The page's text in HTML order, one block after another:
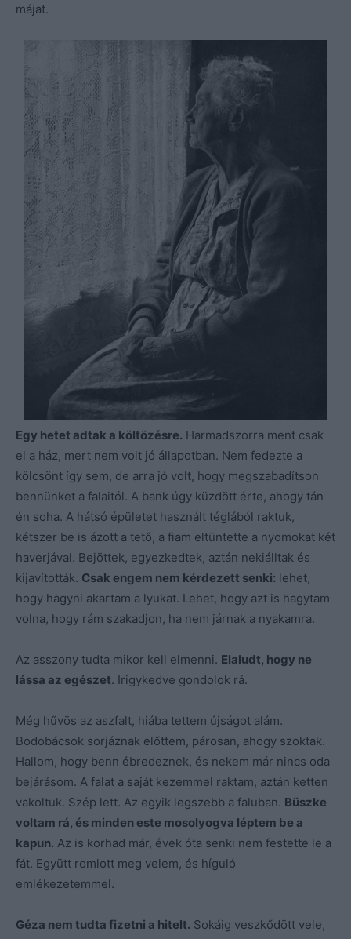
májat.
Egy hetet adtak a költözésre. Harmadszorra ment csak
el a ház, mert nem volt jó állapotban. Nem fedezte a
kölcsönt így sem, de arra jó volt, hogy megszabadítson
bennünket a falaitól. A bank úgy küzdött érte, ahogy tán
én soha. A hátsó épületet használt téglából raktuk,
kétszer be is ázott a tető, a fiam eltüntette a nyomokat két
haverjával. Bejöttek, egyezkedtek, aztán nekiálltak és
kijavították. Csak engem nem kérdezett senki: lehet,
hogy hagyni akartam a lyukat. Lehet, hogy azt is hagytam
volna, hogy rám szakadjon, ha nem járnak a nyakamra.
Az asszony tudta mikor kell elmenni. Elaludt, hogy ne
lássa az egészet. Irigykedve gondolok rá.
Még hűvös az aszfalt, hiába tettem újságot alám.
Bodobácsok sorjáznak előttem, párosan, ahogy szoktak.
Hallom, hogy benn ébredeznek, és nekem már nincs oda
bejárásom. A falat a saját kezemmel raktam, aztán ketten
vakoltuk. Szép lett. Az egyik legszebb a faluban. Büszke
voltam rá, és minden este mosolyogva léptem be a
kapun. Az is korhad már, évek óta senki nem festette le a
fát. Együtt romlott meg velem, és híguló
emlékezetemmel.
Géza nem tudta fizetni a hitelt. Sokáig veszkődött vele,